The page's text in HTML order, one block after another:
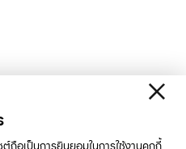
ต์ถือเป็นการยินยอมในการใช้งานคุกกี้